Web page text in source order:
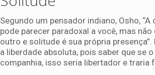
Segundo um pensador indiano, Osho,
pode parecer paradoxal a você, mas
outro e solitude é sua própria
a liberdade absoluta, pois saber que se
companhia, isso seria libertador e traria